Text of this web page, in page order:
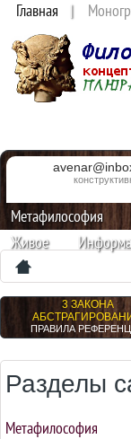
Главная
Метафилософия
Живое
3 ЗАКОНА
ПРАВИЛА
Разделы
Метафилософия